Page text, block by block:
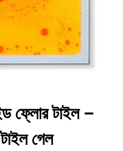
ফ্লোর টাইল –
গেল